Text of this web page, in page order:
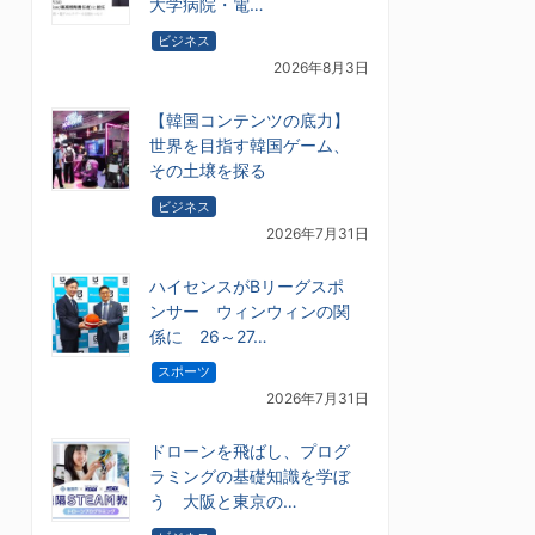
大学病院・電…
ビジネス
2026年8月3日
【韓国コンテンツの底力】
世界を目指す韓国ゲーム、
その土壌を探る
ビジネス
2026年7月31日
ハイセンスがBリーグスポ
ンサー ウィンウィンの関
係に 26～27…
スポーツ
2026年7月31日
ドローンを飛ばし、プログ
ラミングの基礎知識を学ぼ
う 大阪と東京の…